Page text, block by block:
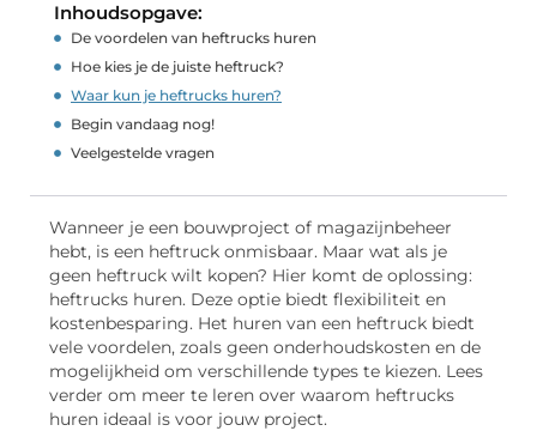
Inhoudsopgave:
De voordelen van heftrucks huren
Hoe kies je de juiste heftruck?
Waar kun je heftrucks huren?
Begin vandaag nog!
Veelgestelde vragen
Wanneer je een bouwproject of magazijnbeheer
hebt, is een heftruck onmisbaar. Maar wat als je
geen heftruck wilt kopen? Hier komt de oplossing:
heftrucks huren. Deze optie biedt flexibiliteit en
kostenbesparing. Het huren van een heftruck biedt
vele voordelen, zoals geen onderhoudskosten en de
mogelijkheid om verschillende types te kiezen. Lees
verder om meer te leren over waarom heftrucks
huren ideaal is voor jouw project.